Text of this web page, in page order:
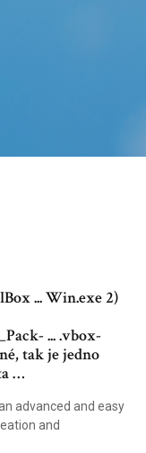
... Win.exe 2)
... .vbox-
tak je jedno
…
advanced and easy
and